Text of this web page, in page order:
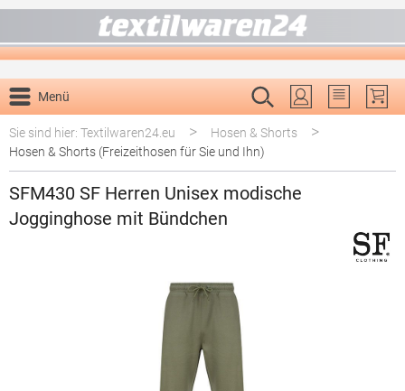
Menü
Du hast 0
Sie sind hier: Textilwaren24.eu
> Hosen & Shorts >
Hosen & Shorts (Freizeithosen für Sie und Ihn)
SFM430 SF Herren Unisex modische
Jogginghose mit Bündchen